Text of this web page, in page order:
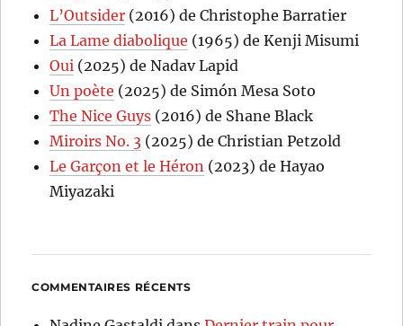
L’Outsider (2016) de Christophe Barratier
La Lame diabolique (1965) de Kenji Misumi
Oui (2025) de Nadav Lapid
Un poète (2025) de Simón Mesa Soto
The Nice Guys (2016) de Shane Black
Miroirs No. 3 (2025) de Christian Petzold
Le Garçon et le Héron (2023) de Hayao
Miyazaki
COMMENTAIRES RÉCENTS